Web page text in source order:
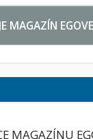
MAGAZÍN
MAGAZÍNU